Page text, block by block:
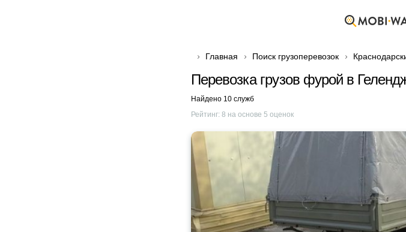
Главная Поиск грузоперевозок
Перевозка грузов фурой в
Найдено 10 служб
Рейтинг: 8 на основе 5 оценок